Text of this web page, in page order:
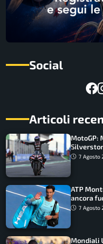
Social
Articoli
MotoGP:
7 Agosto
ATP
ancora
7 Agosto
Mondiali